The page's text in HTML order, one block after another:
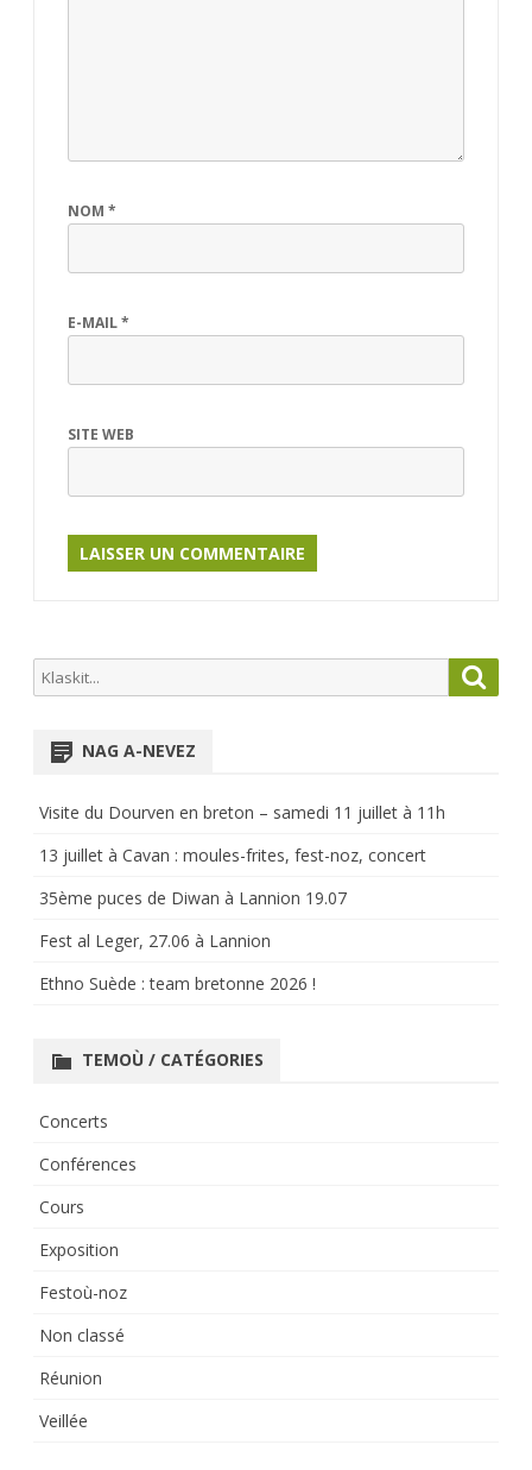
NOM *
E-MAIL*
SITE WEB
Search
for:
NAG A-NEVEZ
Visite du Dourven en breton – samedi 11 juillet à 11h
13 juillet à Cavan : moules-frites, fest-noz, concert
35ème puces de Diwan à Lannion 19.07
Fest al Leger, 27.06 à Lannion
Ethno Suède : team bretonne 2026 !
TEMOÙ / CATÉGORIES
Concerts
Conférences
Cours
Exposition
Festoù-noz
Non classé
Réunion
Veillée